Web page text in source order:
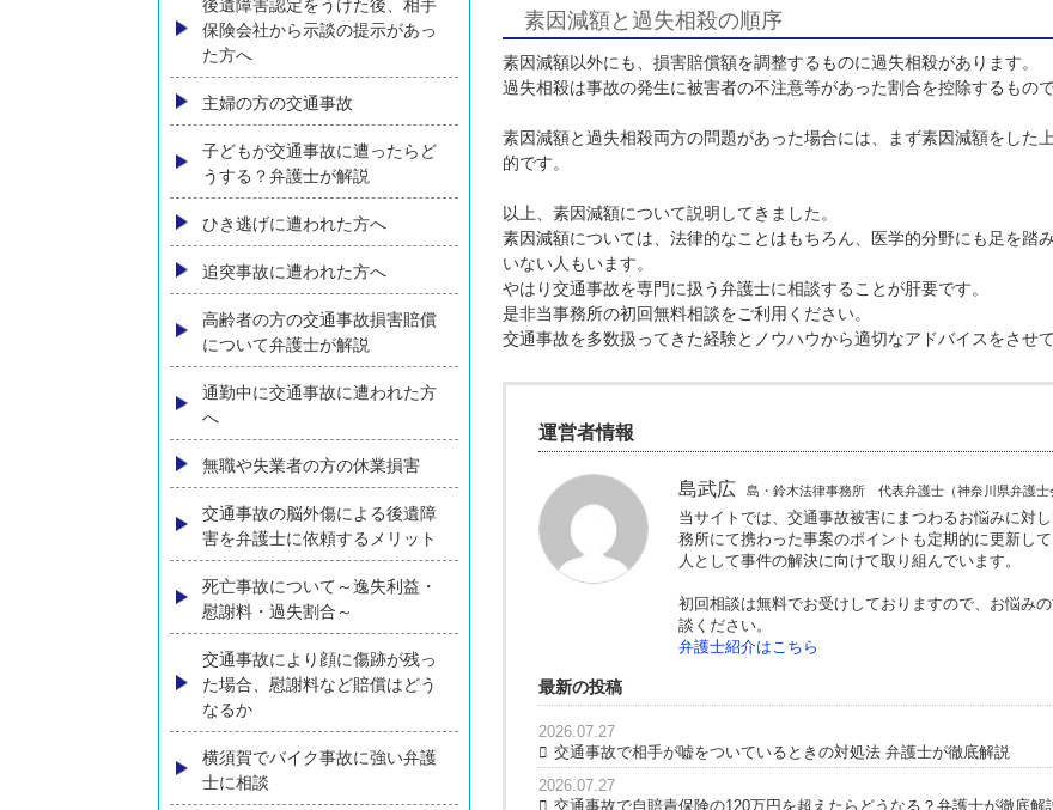
交通事故で被った傷害の治療に必要とされ
断される傾向があります。
素因減額と過失相殺の順序
素因減額以外にも、損害賠償額を調整するものに過失相殺
過失相殺は事故の発生に被害者の不注意等があった割合を
素因減額と過失相殺両方の問題があった場合には、まず素
的です。
以上、素因減額について説明してきました。
いない人もいます。
やはり交通事故を専門に扱う弁護士に相談することが肝要
是非当事務所の初回無料相談をご利用ください。
交通事故を多数扱ってきた経験とノウハウから適切なアド
運営者情報
島・鈴木法律事務所 代表弁護士
当サイトでは、交通事故被害にまつ
務所にて携わった事案のポイントも
弁護士に依頼するかどうかお悩
みの方へ
治療費を打ち切ると言われた
り、保険会社の対応にお悩みの
方へ
後遺障害認定をうけた後、相手
保険会社から示談の提示があっ
主婦の方の交通事故
子どもが交通事故に遭ったらど
うする？弁護士が解説
ひき逃げに遭われた方へ
高齢者の方の交通事故損害賠償
について弁護士が解説
通勤中に交通事故に遭われた方
へ
無職や失業者の方の休業損害
交通事故の脳外傷による後遺障
害を弁護士に依頼するメリット